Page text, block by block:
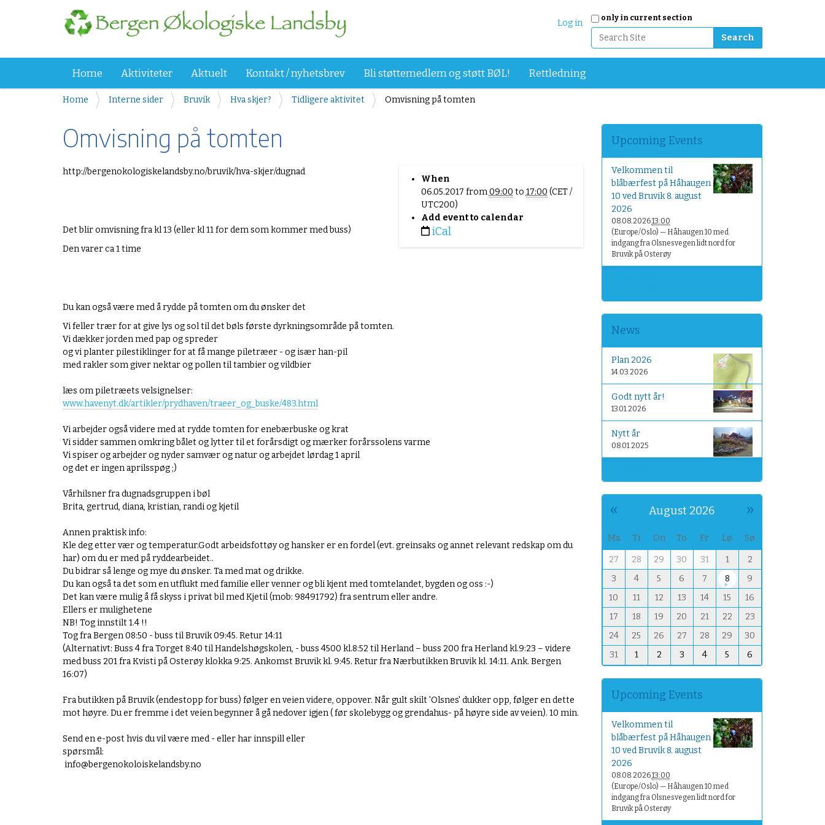
Search Site
only in current section
Log in
Home Aktiviteter Aktuelt Kontakt / nyhetsbrev Bli støttemedlem og støtt BØL! Rettledning
Y
a
h
:
Home Interne sider Bruvik Hva skjer? Tidligere aktivitet Omvisning på tomten
Omvisning på tomten
h
:
/
.
b
e
r
g
n
o
o
l
o
g
s
k
l
a
n
d
s
b
y
.
n
o
/
a
t
-
n
n
h
When
06.05.2017 from09:00 to 17:00 (CET /
UTC200)
Add event to calendar
iCal
http://bergenokologiskelandsby.no/bruvik/hva-skjer/dugnad
Det blir omvisning fra kl 13 (eller kl 11 for dem som kommer med buss)
Den varer ca 1 time
Du kan også være med å rydde på tomten om du ønsker det
Vi feller trær for at give lys og sol til det bøls første dyrkningsområde på tomten.
Vi dækker jorden med pap og spreder
og vi planter pilestiklinger for at få mange piletræer - og især han-pil
med rakler som giver nektar og pollen til tambier og vildbier
læs om piletræets velsignelser:
www.havenyt.dk/artikler/prydhaven/traeer_og_buske/483.html
Vi arbejder også videre med at rydde tomten for enebærbuske og krat
Vi sidder sammen omkring bålet og lytter til et forårsdigt og mærker forårssolens varme
Vi spiser og arbejder og nyder samvær og natur og arbejdet lørdag 1 april
og det er ingen aprilsspøg ;)
Vårhilsner fra dugnadsgruppen i bøl
Brita, gertrud, diana, kristian, randi og kjetil
Annen praktisk info:
Kle deg etter vær og temperatur.Godt arbeidsfottøy og hansker er en fordel (evt. greinsaks og annet relevant redskap om du
har) om du er med på ryddearbeidet..
Du bidrar så lenge og mye du ønsker. Ta med mat og drikke.
Du kan også ta det som en utflukt med familie eller venner og bli kjent med tomtelandet, bygden og oss :-)
Det kan være mulig å få skyss i privat bil med Kjetil (mob: 98491792) fra sentrum eller andre.
Ellers er mulighetene
NB! Tog innstilt 1.4 !!
Tog fra Bergen 08:50 - buss til Bruvik 09:45. Retur 14:11
(Alternativt: Buss 4 fra Torget 8:40 til Handelshøgskolen, - buss 4500 kl.8:52 til Herland – buss 200 fra Herland kl.9:23 – videre
med buss 201 fra Kvisti på Osterøy klokka 9:25. Ankomst Bruvik kl. 9:45. Retur fra Nærbutikken Bruvik kl. 14:11. Ank. Bergen
16:07)
Fra butikken på Bruvik (endestopp for buss) følger en veien videre, oppover. Når gult skilt 'Olsnes' dukker opp, følger en dette
mot høyre. Du er fremme i det veien begynner å gå nedover igjen ( før skolebygg og grendahus- på høyre side av veien). 10 min.
Send en e-post hvis du vil være med - eller har innspill eller
spørsmål:
info@bergenokoloiskelandsby.no
Upcoming Events
Velkommen til
blåbærfest på Håhaugen
10 ved Bruvik 8. august
2026
08.08.202613:00
(Europe/Oslo) — Håhaugen 10 med
indgang fra Olsnesvegen lidt nord for
Bruvik på Osterøy
News
Plan 2026
14.03.2026
Godt nytt år!
13.01.2026
Nytt år
08.01.2025
« August 2026 »
m
o
h
Ma Ti On To Fr Lø Sø
27 28 29 30 31 1
2
3
4 5 6 7 8
9
10
11 12 13 14 15
16
17
18 19 20 21 22
23
24
25 26 27 28 29
30
31
1 2 3 4 5 6
Upcoming Events
Velkommen til
blåbærfest på Håhaugen
10 ved Bruvik 8. august
2026
08.08.202613:00
(Europe/Oslo) — Håhaugen 10 med
indgang fra Olsnesvegen lidt nord for
Bruvik på Osterøy